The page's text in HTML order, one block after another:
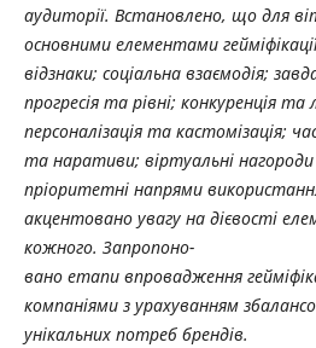
аудиторії. Встановлено, що для
основними елементами
відзнаки; соціальна взаємодія;
прогресія та рівні; конкуренція та
персоналізація та кастомізація;
та наративи; віртуальні
пріоритетні напрями
акцентовано увагу на дієвості
кожного. Запропоно-
вано етапи впровадження
компаніями з урахуванням
унікальних потреб брендів.